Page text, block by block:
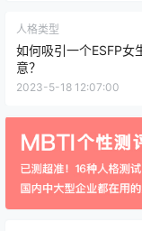
人格类型
如何吸引一个ESFP女
意？
2023-5-18 12:07:00